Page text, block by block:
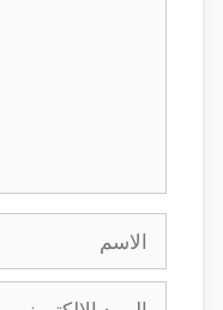
الاسم
البريد